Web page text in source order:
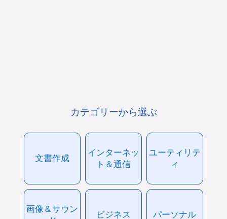
カテゴリーから選ぶ
文書作成
インターネッ
ト＆通信
ユーティリテ
ィ
画像＆サウン
ビジネス パーソナル